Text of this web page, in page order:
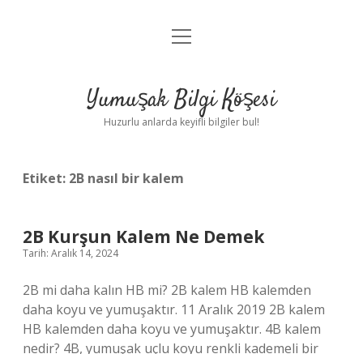
Anasayfa
Yasal Uyarı
menüyü
Yumuşak Bilgi Köşesi
Huzurlu anlarda keyifli bilgiler bul!
Etiket: 2B nasıl bir kalem
2B Kurşun Kalem Ne Demek
Tarih: Aralık 14, 2024
2B mi daha kalın HB mi? 2B kalem HB kalemden
daha koyu ve yumuşaktır. 11 Aralık 2019 2B kalem
HB kalemden daha koyu ve yumuşaktır. 4B kalem
nedir? 4B, yumuşak uçlu koyu renkli kademeli bir